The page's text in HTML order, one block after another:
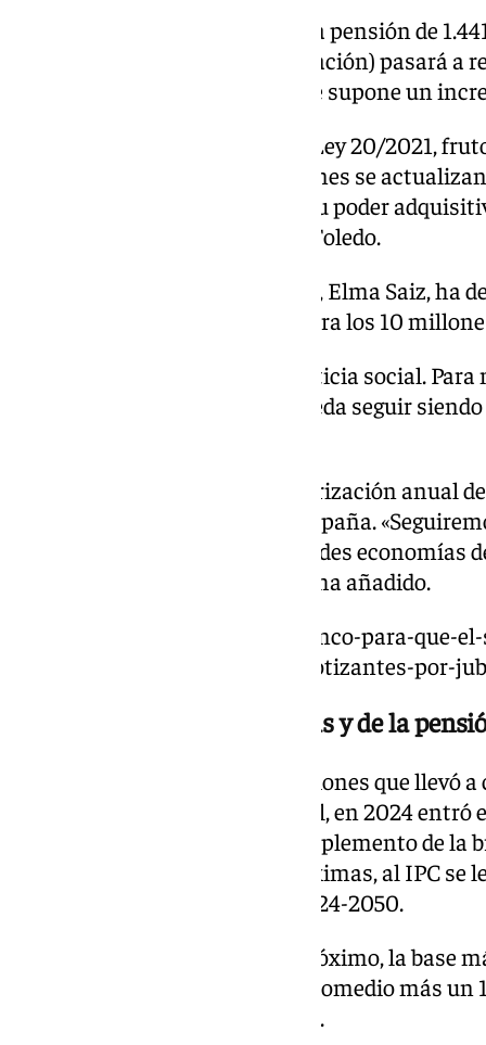
Un pensionista que perciba una pensión de
pensión media de 2024 de jubilación) pasará a
1.481,35 euros mensuales, lo que supone un
Desde la entrada en vigor de la Ley 20/2021,
los agentes sociales, las pensiones se
de los precios para garantizar su poder
recomendaciones del Pacto de Toledo.
La ministra de Seguridad Social, Elma Saiz, ha
una garantía de tranquilidad para los 10
«La subida de su pensión es justicia social.
cesta de la compra y su vida pueda seguir
Saiz ha subrayado que la revalorización anual
compromiso del Gobierno de España.
sistema, ejemplo entre las grandes economías
más fuerte, justo y sostenible», ha añadido.
https://www.101tv.es/rocio-blanco-para-que-
sostenible-se-necesitan-tres-cotizantes-por-
Subida de las bases máximas y de la
En virtud de la reforma de pensiones que llevó
era ministro de Seguridad Social, en 2024
de las bases máximas y del complemento de la
IPC. En el caso de las bases máximas, al IPC
puntos cada año del periodo 2024-2050.
Esto supone que, para el año próximo, la base
torno a un 4% (el 2,8% del IPC promedio más
en unos 4.909 euros mensuales.